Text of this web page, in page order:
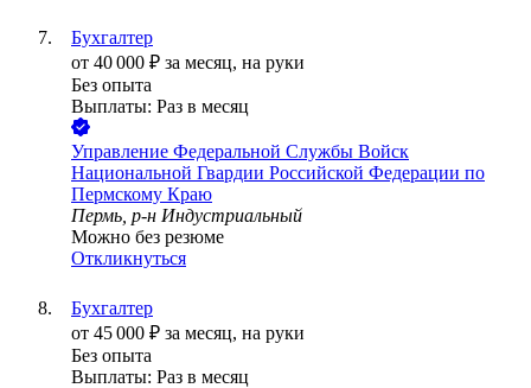
Бухгалтер
от 40 000 ₽ за месяц, на руки
Без опыта
Выплаты: Раз в месяц
Управление Федеральной Службы Войск
Национальной Гвардии Российской Федерации по
Пермскому Краю
Пермь, р-н Индустриальный
Можно без резюме
Откликнуться
Бухгалтер
от 45 000 ₽ за месяц, на руки
Без опыта
Выплаты: Раз в месяц